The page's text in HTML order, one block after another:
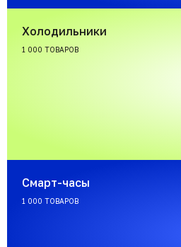
Холодильники
1 000 ТОВАРОВ
Смарт-часы
1 000 ТОВАРОВ